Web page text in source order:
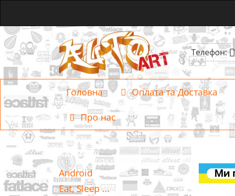
Телефон:
Головна Оплата та Доставка
Про нас
Категорії
Android
Eat, Sleep ...